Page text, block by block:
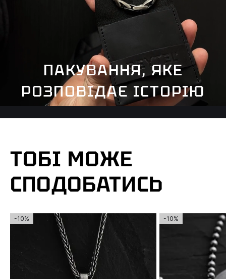
ПАКУВАННЯ, ЯКЕ
РОЗПОВІДАЄ ІСТОРІЮ
ТОБІ МОЖЕ
СПОДОБАТИСЬ
-10% -10%